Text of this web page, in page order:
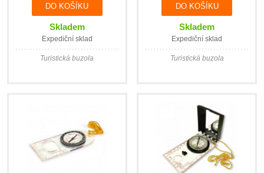
Skladem
Expediční sklad
Turistická buzola
Skladem
Expediční sklad
Turistická buzola